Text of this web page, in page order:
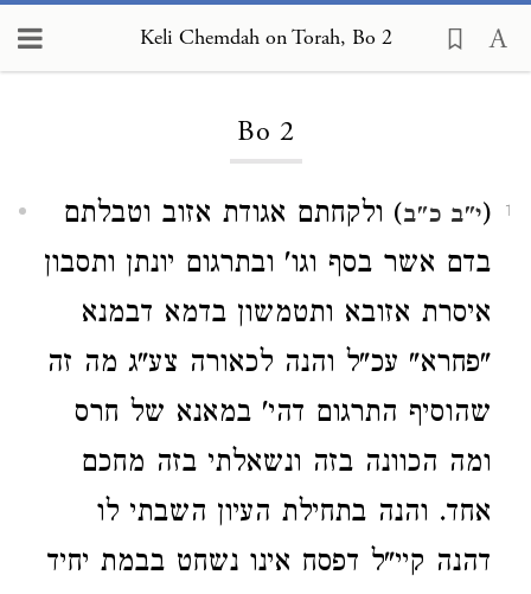
Keli Chemdah on Torah, Bo 2
Bo 2
1
(י"ב כ"ב) ולקחתם אגודת אזוב וטבלתם
בדם אשר בסף וגו' ובתרגום יונתן ותסבון
איסרת אזובא ותטמשון בדמא דבמנא
"פחרא" עכ"ל והנה לכאורה צע"ג מה זה
שהוסיף התרגום דהי' במאנא של חרס
ומה הכוונה בזה ונשאלתי בזה מחכם
אחד. והנה בתחילת העיון השבתי לו
דהנה קיי"ל דפסח אינו נשחט בבמת יחיד